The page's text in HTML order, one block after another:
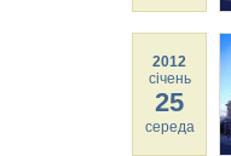
2012
січень
25
середа